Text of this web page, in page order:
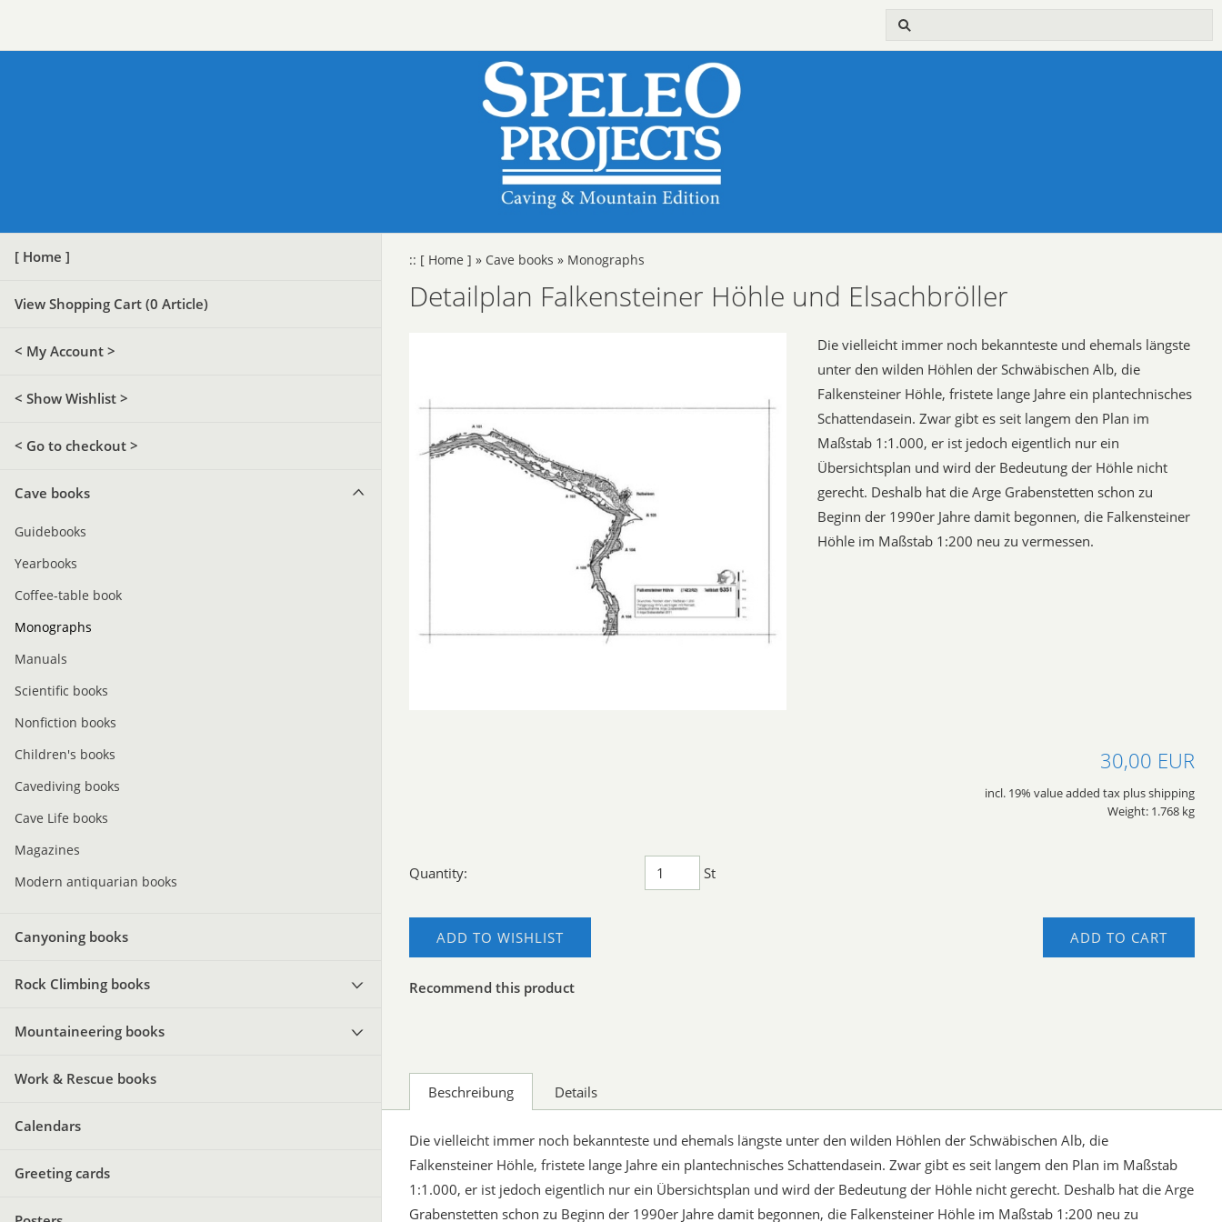
[ Home ]
View Shopping Cart (0 Article)
< My Account >
< Show Wishlist >
< Go to checkout >
Cave books
Guidebooks
Yearbooks
Coffee-table book
Monographs
Manuals
Scientific books
Nonfiction books
Children's books
Cavediving books
Cave Life books
Magazines
Modern antiquarian books
Canyoning books
Rock Climbing books
Mountaineering books
Work & Rescue books
Calendars
Greeting cards
:: [ Home ] » Cave books » Monographs
Detailplan Falkensteiner Höhle und Elsachbröller
Die vielleicht immer noch bekannteste und ehemals längste
unter den wilden Höhlen der Schwäbischen Alb, die
Falkensteiner Höhle, fristete lange Jahre ein plantechnisches
Schattendasein. Zwar gibt es seit langem den Plan im
Maßstab 1:1.000, er ist jedoch eigentlich nur ein
Übersichtsplan und wird der Bedeutung der Höhle nicht
gerecht. Deshalb hat die Arge Grabenstetten schon zu
Beginn der 1990er Jahre damit begonnen, die Falkensteiner
Höhle im Maßstab 1:200 neu zu vermessen.
30,00 EUR
incl. 19% value added tax plus shipping
Weight: 1.768 kg
Quantity: St
ADD TO CART
ADD TO WISHLIST
Recommend this product
Beschreibung Details
Die vielleicht immer noch bekannteste und ehemals längste unter den wilden Höhlen der Schwäbischen Alb, die
Falkensteiner Höhle, fristete lange Jahre ein plantechnisches Schattendasein. Zwar gibt es seit langem den Plan im Maßstab
1:1.000, er ist jedoch eigentlich nur ein Übersichtsplan und wird der Bedeutung der Höhle nicht gerecht. Deshalb hat die Arge
Grabenstetten schon zu Beginn der 1990er Jahre damit begonnen, die Falkensteiner Höhle im Maßstab 1:200 neu zu